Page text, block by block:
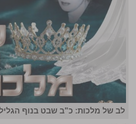
לב של מלכות: כ"ב שבט בנוף